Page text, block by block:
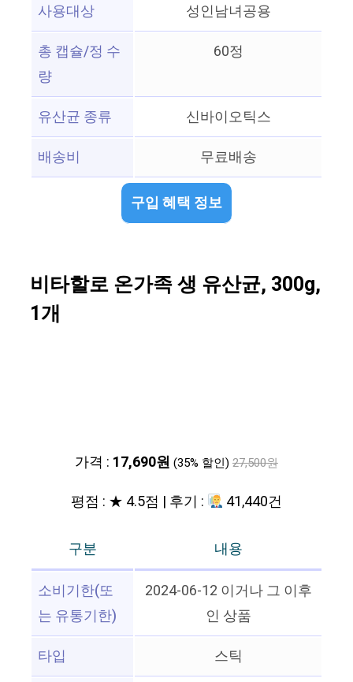
사용대상
성인남녀공용
총 캡슐/정 수
량
60정
유산균 종류
신바이오틱스
배송비
무료배송
구입 혜택 정보
비타할로 온가족 생 유산균, 300g,
1개
가격 : 17,690원 (35% 할인) 27,500원
평점 : ★ 4.5점 | 후기 : 41,440건
구분
내용
소비기한(또
는 유통기한)
2024-06-12 이거나 그 이후
인 상품
타입
스틱